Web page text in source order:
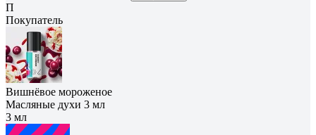
П
Покупатель
Вишнёвое мороженое
Масляные духи 3 мл
3 мл